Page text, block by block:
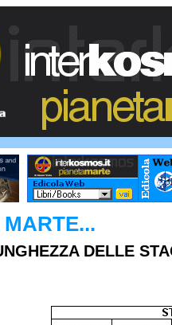
DELLE